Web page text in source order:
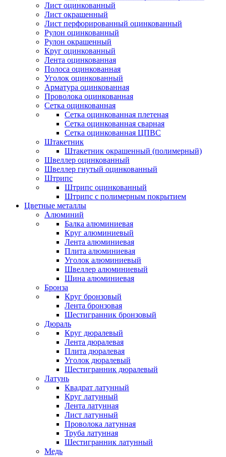
Лист оцинкованный
Лист окрашенный
Лист перфорированный оцинкованный
Рулон оцинкованный
Рулон окрашенный
Круг оцинкованный
Лента оцинкованная
Полоса оцинкованная
Уголок оцинкованный
Арматура оцинкованная
Проволока оцинкованная
Сетка оцинкованная
Сетка оцинкованная плетеная
Сетка оцинкованная сварная
Сетка оцинкованная ЦПВС
Штакетник
Штакетник окрашенный (полимерный)
Швеллер оцинкованный
Швеллер гнутый оцинкованный
Штрипс
Штрипс оцинкованный
Штрипс с полимерным покрытием
Цветные металлы
Алюминий
Балка алюминиевая
Круг алюминиевый
Лента алюминиевая
Плита алюминиевая
Уголок алюминиевый
Швеллер алюминиевый
Шина алюминиевая
Бронза
Круг бронзовый
Лента бронзовая
Шестигранник бронзовый
Дюраль
Круг дюралевый
Лента дюралевая
Плита дюралевая
Уголок дюралевый
Шестигранник дюралевый
Латунь
Квадрат латунный
Круг латунный
Лента латунная
Лист латунный
Проволока латунная
Труба латунная
Шестигранник латунный
Медь